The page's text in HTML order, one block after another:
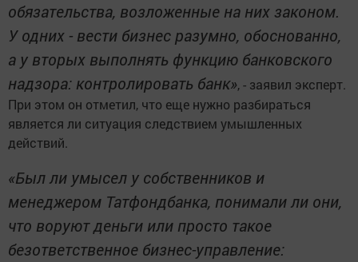
обязательства, возложенные на них законом.
У одних - вести бизнес разумно, обоснованно,
а у вторых выполнять функцию банковского
надзора: контролировать банк», - заявил эксперт.
При этом он отметил, что еще нужно разбираться
является ли ситуация следствием умышленных
действий.
«Был ли умысел у собственников и
менеджером Татфондбанка, понимали ли они,
что воруют деньги или просто такое
безответственное бизнес-управление: